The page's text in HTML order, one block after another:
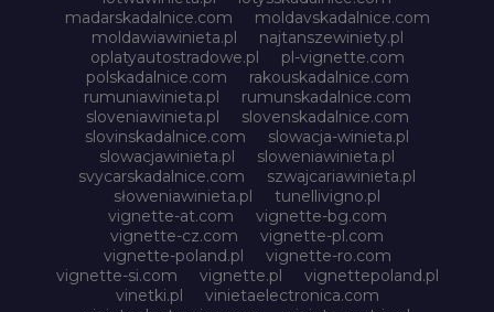
madarskadalnice.com
moldavskadalnice.com
moldawiawinieta.pl
najtanszewiniety.pl
oplatyautostradowe.pl
pl-vignette.com
polskadalnice.com
rakouskadalnice.com
rumuniawinieta.pl
rumunskadalnice.com
sloveniawinieta.pl
slovenskadalnice.com
slovinskadalnice.com
slowacja-winieta.pl
slowacjawinieta.pl
sloweniawinieta.pl
svycarskadalnice.com
szwajcariawinieta.pl
słoweniawinieta.pl
tunellivigno.pl
vignette-at.com
vignette-bg.com
vignette-cz.com
vignette-pl.com
vignette-poland.pl
vignette-ro.com
vignette-si.com
vignette.pl
vignettepoland.pl
vinetki.pl
vinietaelectronica.com